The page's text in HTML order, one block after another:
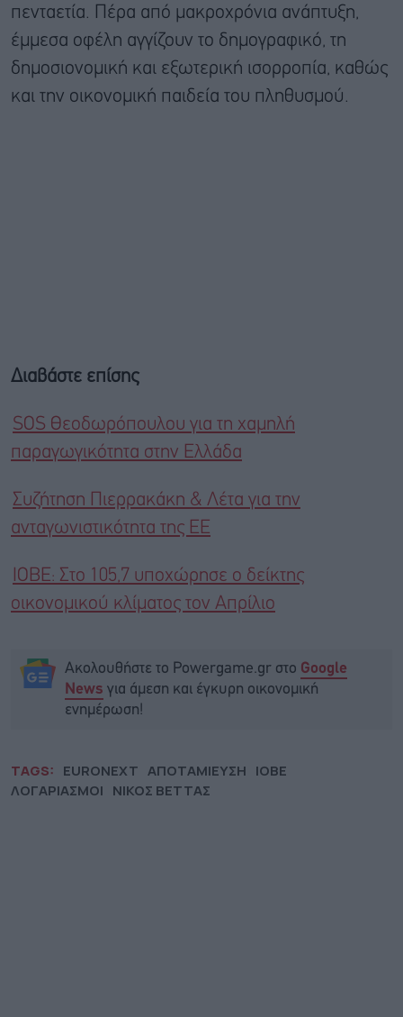
πενταετία. Πέρα από μακροχρόνια ανάπτυξη,
έμμεσα οφέλη αγγίζουν το δημογραφικό, τη
δημοσιονομική και εξωτερική ισορροπία, καθώς
και την οικονομική παιδεία του πληθυσμού.
Διαβάστε επίσης
SOS Θεοδωρόπουλου για τη χαμηλή
παραγωγικότητα στην Ελλάδα
Συζήτηση Πιερρακάκη & Λέτα για την
ανταγωνιστικότητα της ΕΕ
IOBE: Στο 105,7 υποχώρησε ο δείκτης
οικονομικού κλίματος τον Απρίλιο
Ακολουθήστε το Powergame.gr στο Google
News για άμεση και έγκυρη οικονομική
ενημέρωση!
TAGS: EURONEXT ΑΠΟΤΑΜΙΕΥΣΗ ΙΟΒΕ
ΛΟΓΑΡΙΑΣΜΟΙ ΝΙΚΟΣ ΒΕΤΤΑΣ